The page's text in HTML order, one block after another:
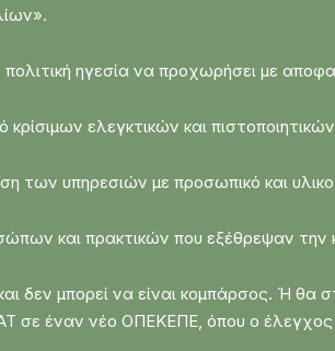
ηγεσία να προχωρήσει με
ελεγκτικών και
των υπηρεσιών με προσωπικό και
και πρακτικών που εξέθρεψαν την
δεν μπορεί να είναι κομπάρσος. Ή
σε έναν νέο ΟΠΕΚΕΠΕ, όπου ο έλεγχος